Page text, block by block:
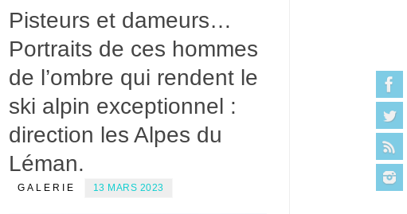
Pisteurs et dameurs…
Portraits de ces hommes
de l’ombre qui rendent le
ski alpin exceptionnel :
direction les Alpes du
Léman.
GALERIE 13 MARS 2023